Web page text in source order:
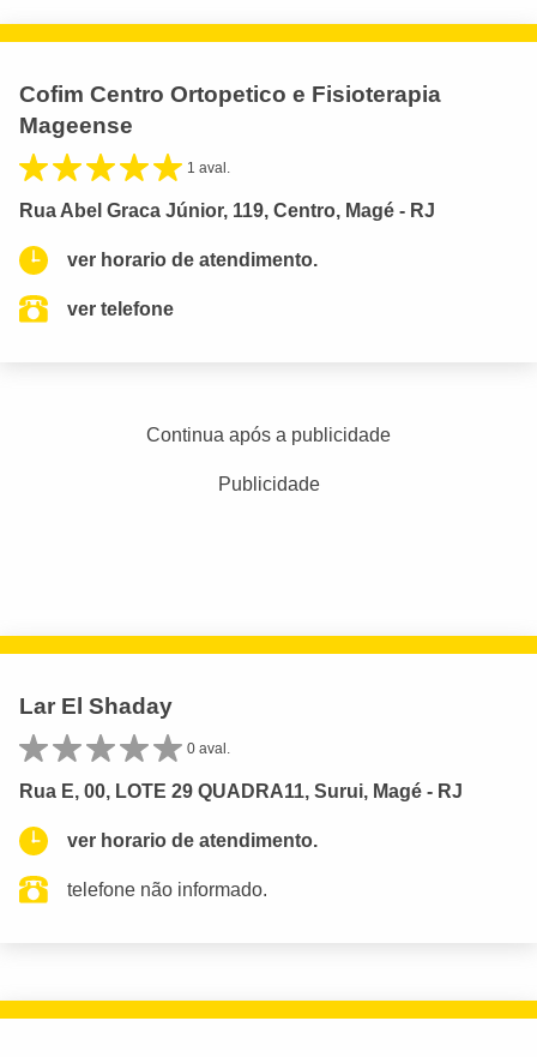
Cofim Centro Ortopetico e Fisioterapia
Mageense
1 aval.
Rua Abel Graca Júnior, 119, Centro, Magé - RJ
ver horario de atendimento.
ver telefone
Continua após a publicidade
Publicidade
Lar El Shaday
0 aval.
Rua E, 00, LOTE 29 QUADRA11, Surui, Magé - RJ
ver horario de atendimento.
telefone não informado.